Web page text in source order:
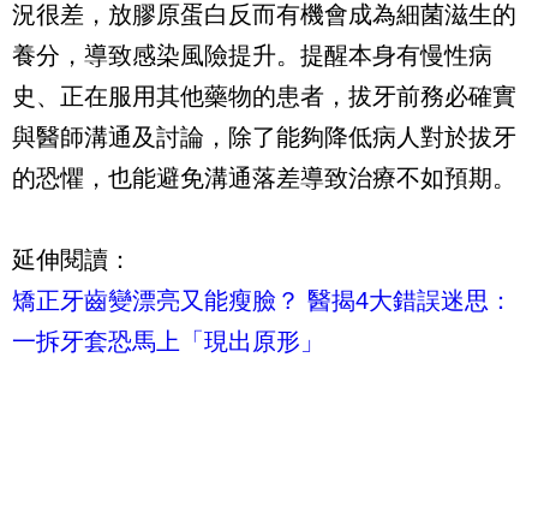
況很差，放膠原蛋白反而有機會成為細菌滋生的
養分，導致感染風險提升。提醒本身有慢性病
史、正在服用其他藥物的患者，拔牙前務必確實
與醫師溝通及討論，除了能夠降低病人對於拔牙
的恐懼，也能避免溝通落差導致治療不如預期。
延伸閱讀：
矯正牙齒變漂亮又能瘦臉？ 醫揭4大錯誤迷思：
一拆牙套恐馬上「現出原形」